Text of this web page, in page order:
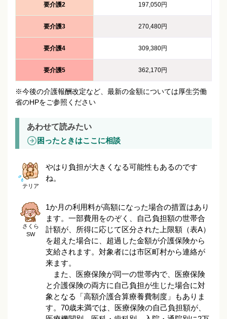
要介護2 197,050円
要介護3 270,480円
要介護4 309,380円
要介護5 362,170円
※今後の介護報酬改定など、最新の金額については厚生労働
省のHPをご参照ください
あわせて読みたい
困ったときはここに相談
テリア
やはり負担が大きくなる可能性もあるのです
ね。
さくら
SW
1か月の利用料が高額になった場合の措置はあり
ます。一部費用をのぞく、自己負担額の世帯合
計額が、所得に応じて区分された上限額（表A）
を超えた場合に、超過した金額が介護保険から
支給されます。対象者には市区町村から連絡が
来ます。
また、医療保険が同一の世帯内で、医療保険
と介護保険の両方に自己負担が生じた場合に対
象となる「高額介護合算療養費制度」もありま
す。70歳未満では、医療保険の自己負担額が、